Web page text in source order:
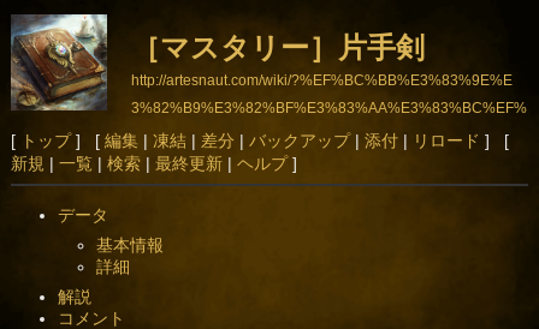
［マスタリー］片手剣
http://artesnaut.com/wiki/?%EF%BC%BB%E3%83%9E%E
3%82%B9%E3%82%BF%E3%83%AA%E3%83%BC%EF%
BC%BD%E7%89%87%E6%89%8B%E5%89%A3
[ トップ] [ 編集| 凍結| 差分 | バックアップ| 添付| リロード ] [
新規 | 一覧 | 検索| 最終更新| ヘルプ]
データ
基本情報
詳細
解説
コメント